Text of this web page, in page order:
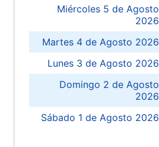
Miércoles 5 de Agosto
2026
Martes 4 de Agosto 2026
Lunes 3 de Agosto 2026
Domingo 2 de Agosto
2026
Sábado 1 de Agosto 2026